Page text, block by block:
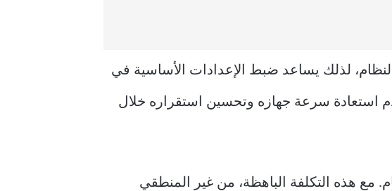
لذلك يساعد ضبط الإعدادات الأساسية في
استعادة سرعة جهازه وتحسين استقراره خلال
مع هذه التكلفة الباهظة، من غير المنطقي